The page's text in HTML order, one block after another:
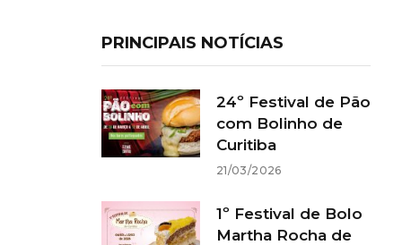
PRINCIPAIS NOTÍCIAS
24º Festival de Pão
com Bolinho de
Curitiba
21/03/2026
1º Festival de Bolo
Martha Rocha de